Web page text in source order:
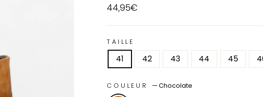
Prix
régulier
44,95€
TAILLE
41 42 43 44 45
COULEUR —Chocolate